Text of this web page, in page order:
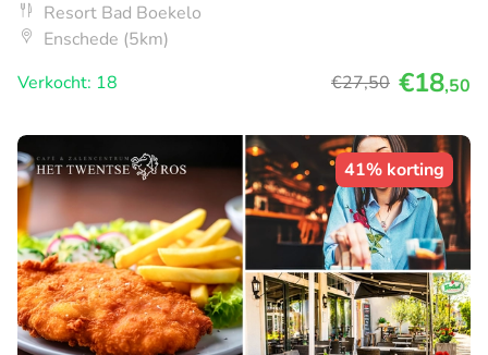
Resort Bad Boekelo
Enschede (5km)
Verkocht: 18
€27,50 €18,50
41% korting